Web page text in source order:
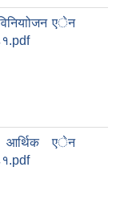
एेन
आर्थिक एेन